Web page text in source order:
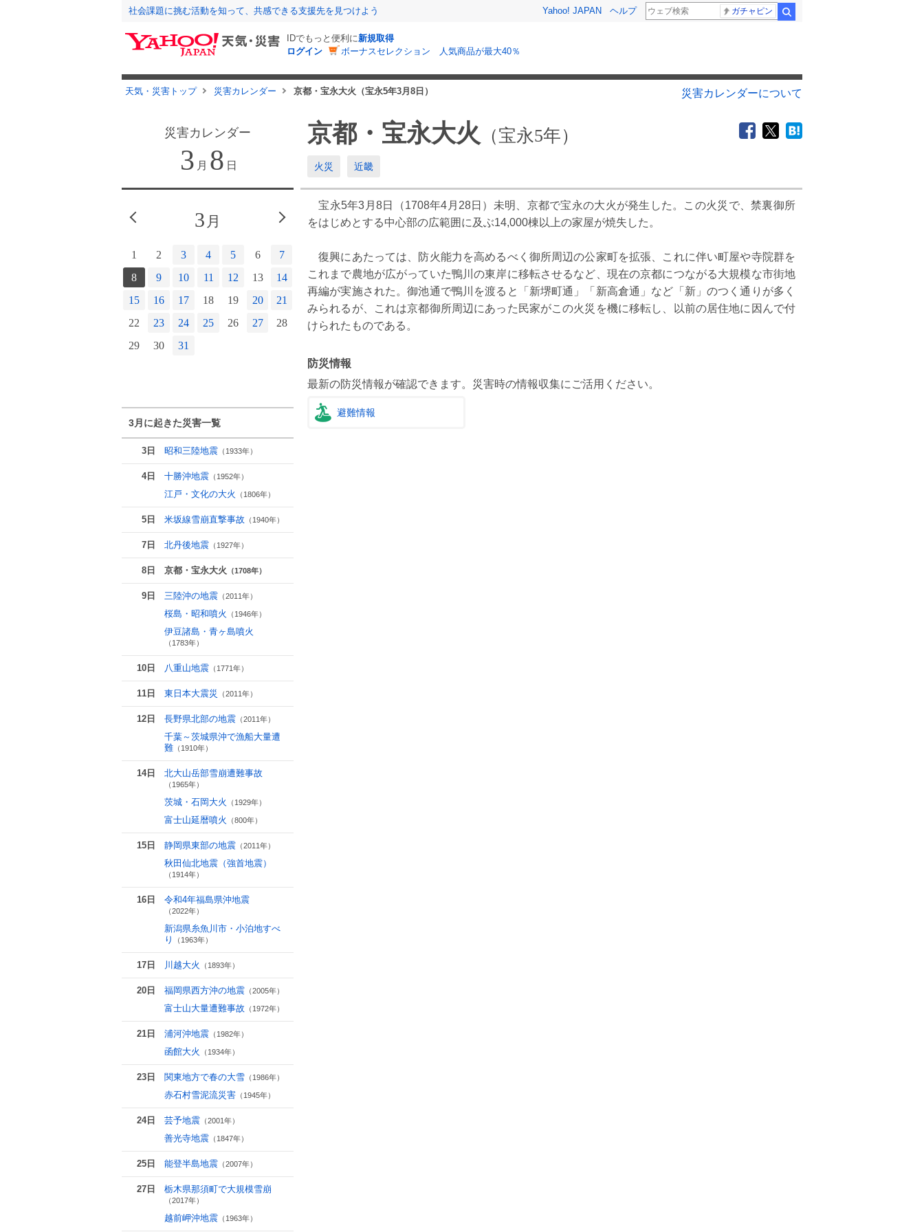
社会課題に挑む活動を知って、共感できる支援先を見つけよう Yahoo! JAPAN ヘルプ ガチャピン
IDでもっと便利に新規取得
ログイン
ボーナスセレクション 人気商品が最大40％
天気・災害トップ 災害カレンダー 京都・宝永大火（宝永5年3月8日） 災害カレンダーについて
京都・宝永大火 （宝永5年）
火災 近畿
宝永5年3月8日（1708年4月28日）未明、京都で宝永の大火が発生した。この火災で、禁裏御所
をはじめとする中心部の広範囲に及ぶ14,000棟以上の家屋が焼失した。
復興にあたっては、防火能力を高めるべく御所周辺の公家町を拡張、これに伴い町屋や寺院群を
これまで農地が広がっていた鴨川の東岸に移転させるなど、現在の京都につながる大規模な市街地
再編が実施された。御池通で鴨川を渡ると「新堺町通」「新高倉通」など「新」のつく通りが多く
みられるが、これは京都御所周辺にあった民家がこの火災を機に移転し、以前の居住地に因んで付
けられたものである。
防災情報
最新の防災情報が確認できます。災害時の情報収集にご活用ください。
避難情報
災害カレンダー
3 月 8 日
3 月
1 2 3 4 5 6
7
8
9 10 11 12 13
14
15
16 17 18 19 20
21
22
23 24 25 26 27
28
29
30 31
4月
1 2 3
4
6 7 8 9 10
11
12
13 14 15 16 17
18
19
20 21 22 23
5月
1
2
3
4 5 6 7 8
9
10
11 12 13 14 15
16
1 2 3 4 5
6
7
8 9 10 11 12
13
14
15 16 18 19
20
3月に起きた災害一覧
3日 昭和三陸地震 （1933年）
4日 十勝沖地震 （1952年）
江戸・文化の大火 （1806年）
5日 米坂線雪崩直撃事故 （1940年）
7日 北丹後地震 （1927年）
8日 京都・宝永大火 （1708年）
9日 三陸沖の地震 （2011年）
桜島・昭和噴火 （1946年）
伊豆諸島・青ヶ島噴火
（1783年）
10日 八重山地震 （1771年）
11日 東日本大震災 （2011年）
12日 長野県北部の地震 （2011年）
千葉～茨城県沖で漁船大量遭
難 （1910年）
14日 北大山岳部雪崩遭難事故
（1965年）
茨城・石岡大火 （1929年）
富士山延暦噴火 （800年）
15日 静岡県東部の地震 （2011年）
秋田仙北地震（強首地震）
（1914年）
16日 令和4年福島県沖地震
（2022年）
新潟県糸魚川市・小泊地すべ
り
（1963年）
17日 川越大火 （1893年）
20日 福岡県西方沖の地震 （2005年）
富士山大量遭難事故 （1972年）
21日 浦河沖地震 （1982年）
函館大火 （1934年）
23日 関東地方で春の大雪 （1986年）
赤石村雪泥流災害 （1945年）
24日 芸予地震 （2001年）
善光寺地震 （1847年）
25日 能登半島地震 （2007年）
27日 栃木県那須町で大規模雪崩
（2017年）
越前岬沖地震 （1963年）